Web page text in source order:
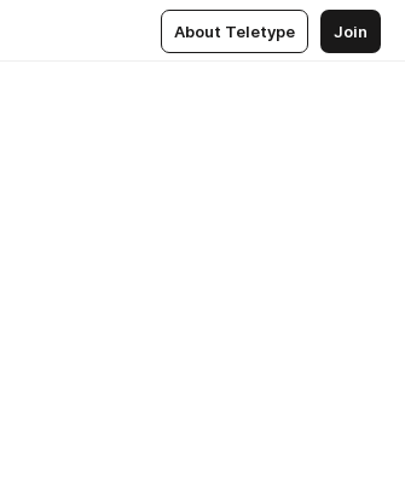
About Teletype Join